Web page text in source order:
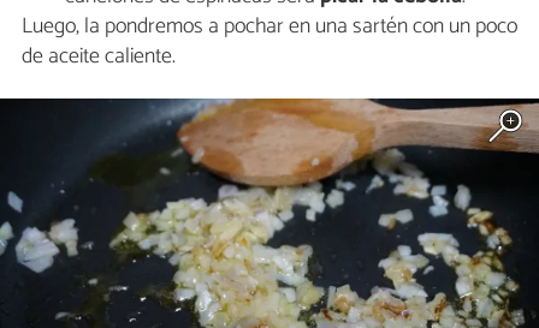
Luego, la pondremos a pochar en una sartén con un poco
de aceite caliente.